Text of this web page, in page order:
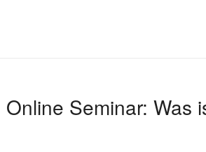
Online Seminar: Was